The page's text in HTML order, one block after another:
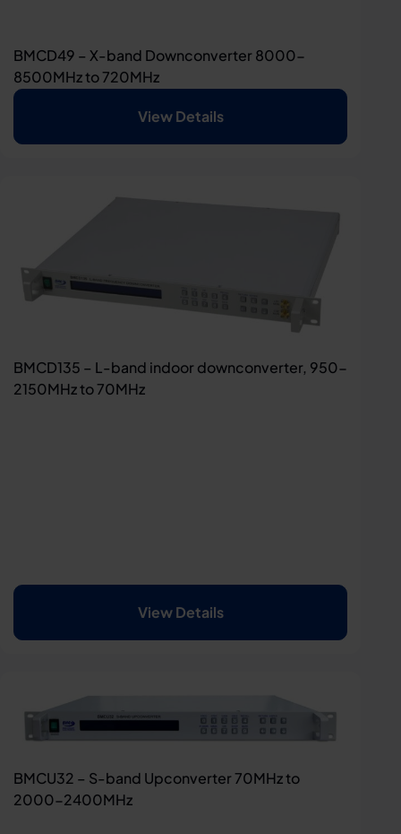
BMCD49 – X-band Downconverter 8000-
8500MHz to 720MHz
View Details
BMCD135 – L-band indoor downconverter, 950-
2150MHz to 70MHz
View Details
BMCU32 – S-band Upconverter 70MHz to
2000-2400MHz